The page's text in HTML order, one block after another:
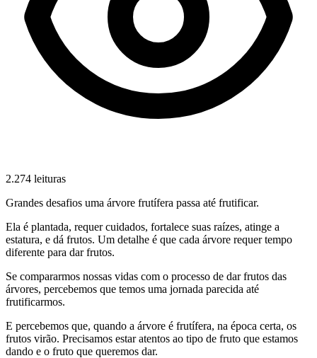
2.274 leituras
Grandes desafios uma árvore frutífera passa até frutificar.
Ela é plantada, requer cuidados, fortalece suas raízes, atinge a
estatura, e dá frutos. Um detalhe é que cada árvore requer tempo
diferente para dar frutos.
Se compararmos nossas vidas com o processo de dar frutos das
árvores, percebemos que temos uma jornada parecida até
frutificarmos.
E percebemos que, quando a árvore é frutífera, na época certa, os
frutos virão. Precisamos estar atentos ao tipo de fruto que estamos
dando e o fruto que queremos dar.